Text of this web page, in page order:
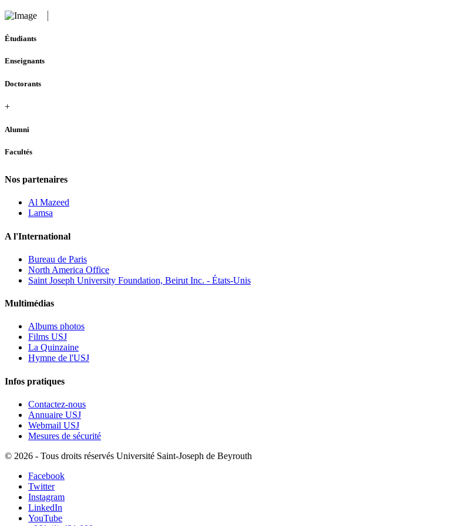
Étudiants
Enseignants
Doctorants
+
Alumni
Facultés
Nos partenaires
Al Mazeed
Lamsa
A l'International
Bureau de Paris
North America Office
Saint Joseph University Foundation, Beirut Inc. - États-Unis
Multimédias
Albums photos
Films USJ
La Quinzaine
Hymne de l'USJ
Infos pratiques
Contactez-nous
Annuaire USJ
Webmail USJ
Mesures de sécurité
© 2026 - Tous droits réservés Université Saint-Joseph de Beyrouth
Facebook
Twitter
Instagram
LinkedIn
YouTube